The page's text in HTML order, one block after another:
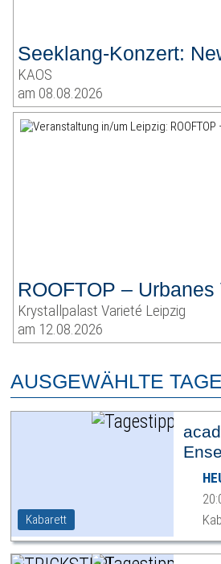
Seeklang-Konzert:
KAOS
am 08.08.2026
ROOFTOP – Urbanes
Krystallpalast Varieté Leipzig
am 12.08.2026
AUSGEWÄHLTE
Kabarett